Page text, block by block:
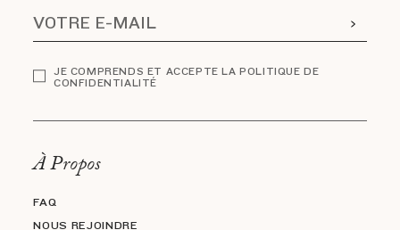
JE COMPRENDS ET ACCEPTE LA POLITIQUE DE
CONFIDENTIALITÉ
À Propos
FAQ
NOUS REJOINDRE